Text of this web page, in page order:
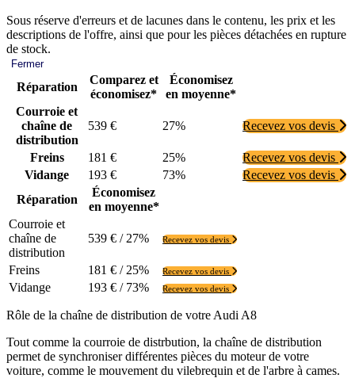
Sous réserve d'erreurs et de lacunes dans le contenu, les prix et les
descriptions de l'offre, ainsi que pour les pièces détachées en rupture
de stock.
Fermer
Réparation
Comparez et
économisez*
Économisez
en moyenne*
Courroie et
chaîne de
distribution
539 € 27% Recevez vos devis
Freins 181 € 25%
Recevez vos devis
Vidange
193 € 73%
Recevez vos devis
Réparation
Économisez
en moyenne*
Courroie et
chaîne de
distribution
539 € / 27% Recevez vos devis
Freins 181 € / 25% Recevez vos devis
Vidange 193 € / 73% Recevez vos devis
Rôle de la chaîne de distribution de votre Audi A8
Tout comme la courroie de distrbution, la chaîne de distribution
permet de synchroniser différentes pièces du moteur de votre
voiture, comme le mouvement du vilebrequin et de l'arbre à cames.